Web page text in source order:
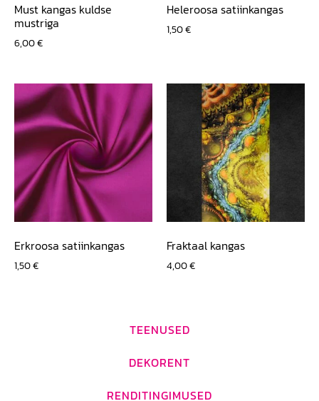
Must kangas kuldse
mustriga
6,00€
Heleroosa satiinkangas
1,50€
Erkroosa satiinkangas
1,50€
Fraktaal kangas
4,00€
TEENUSED
DEKORENT
RENDITINGIMUSED